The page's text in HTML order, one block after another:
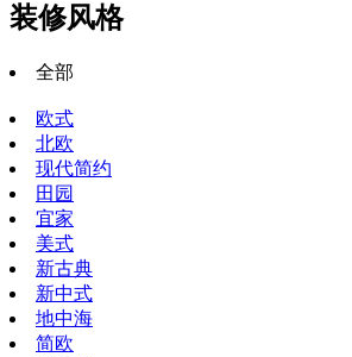
装修风格
全部
欧式
北欧
现代简约
田园
宜家
美式
新古典
新中式
地中海
简欧